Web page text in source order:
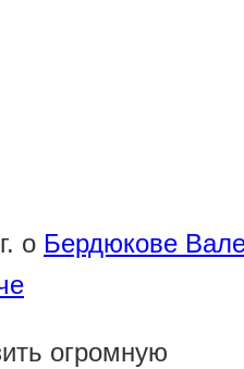
о Бердюкове
огромную